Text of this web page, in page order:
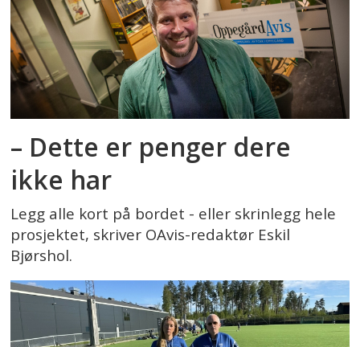
– Dette er penger dere
ikke har
Legg alle kort på bordet - eller skrinlegg hele
prosjektet, skriver OAvis-redaktør Eskil
Bjørshol.